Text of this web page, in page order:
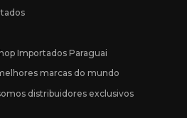
Importados Paraguai
marcas do mundo
distribuidores exclusivos